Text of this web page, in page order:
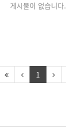
게시물이 없습니다.
1